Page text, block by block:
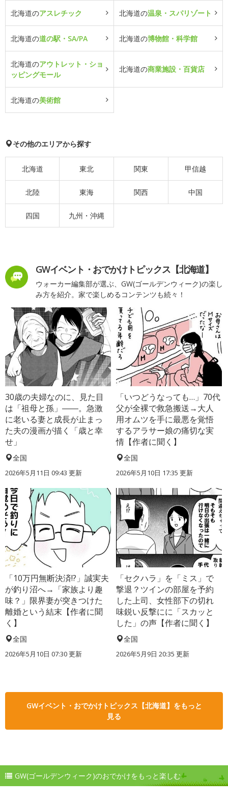
北海道のアスレチック 北海道の温泉・スパリゾート
北海道の道の駅・SA/PA 北海道の博物館・科学館
北海道のアウトレット・ショ
ッピングモール
北海道の商業施設・百貨店
北海道の美術館
その他のエリアから探す
北海道 東北 関東 甲信越
北陸 東海 関西 中国
四国 九州・沖縄
GWイベント・おでかけトピックス【北海道】
ウォーカー編集部が選ぶ、GW(ゴールデンウィーク)の楽し
み方を紹介。家で楽しめるコンテンツも続々！
30歳の夫婦なのに、見た目
は「祖母と孫」――。急激
に老いる妻と成長が止まっ
た夫の漫画が描く「歳と幸
せ」
全国
2026年5月11日 09:43 更新
「いつどうなっても…」70代
父が全裸で救急搬送→大人
用オムツを手に最悪を覚悟
するアラサー娘の痛切な実
情【作者に聞く】
全国
2026年5月10日 17:35 更新
「10万円無断決済!?」誠実夫
が釣り沼へ→「家族より趣
味？」限界妻が突きつけた
離婚という結末【作者に聞
く】
全国
2026年5月10日 07:30 更新
「セクハラ」を「ミス」で
撃退？ツインの部屋を予約
した上司、女性部下の切れ
味鋭い反撃にに「スカッと
した」の声【作者に聞く】
全国
2026年5月9日 20:35 更新
GWイベント・おでかけトピックス【北海道】をもっと
見る
GW(ゴールデンウィーク)のおでかけをもっと楽しむ